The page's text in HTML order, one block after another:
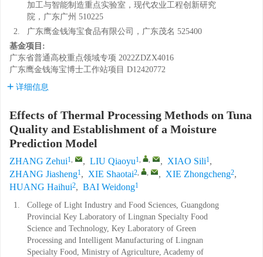
加工与智能制造重点实验室，现代农业工程创新研究
院，广东广州 510225
2.
广东鹰金钱海宝食品有限公司，广东茂名 525400
基金项目:
广东省普通高校重点领域专项 2022ZDZX4016
广东鹰金钱海宝博士工作站项目 D12420772
详细信息
Effects of Thermal Processing Methods on Tuna
Quality and Establishment of a Moisture
Prediction Model
ZHANG Zehui1, , LIU Qiaoyu1, , , XIAO Sili1,
ZHANG Jiasheng1, XIE Shaotai2, , , XIE Zhongcheng2,
HUANG Haihui2, BAI Weidong1
1.
College of Light Industry and Food Sciences, Guangdong
Provincial Key Laboratory of Lingnan Specialty Food
Science and Technology, Key Laboratory of Green
Processing and Intelligent Manufacturing of Lingnan
Specialty Food, Ministry of Agriculture, Academy of